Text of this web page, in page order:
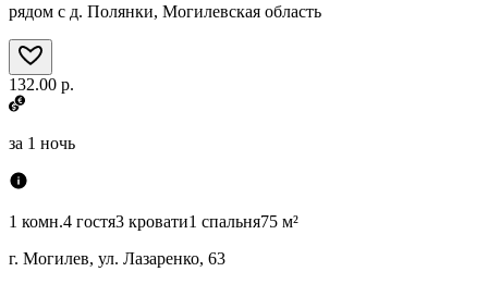
рядом с д. Полянки, Могилевская область
132.00 р.
за 1 ночь
1 комн.4 гостя3 кровати1 спальня75 м²
г. Могилев, ул. Лазаренко, 63